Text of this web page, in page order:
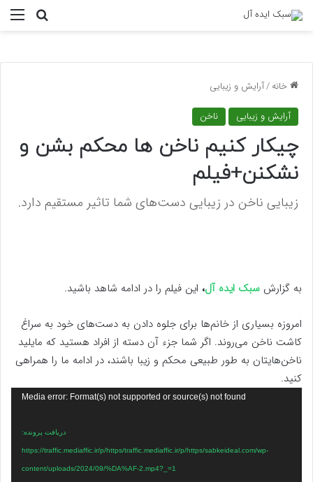
خانه/آرایش و زیبایی
آرایش و زیبایی ناخن
چیکار کنیم ناخن ها محکم بشن و
نشکنن+فیلم
زیبایی ناخن در زیبایی دست‌های شما تاثیر مستقیم دارد.
به گزارش سبک ایده آل، این فیلم را در ادامه شاهد باشید.
امروزه بسیاری از خانم‌ها برای جلوه دادن به دست‌های خود به سراغ
کاشت ناخن می‌روند. اگر شما جزء آن دسته از افراد هستید که مایلید
ناخن‌هایتان به طور طبیعی محکم و زیبا باشند، در ادامه ما را همراهی
کنید.
Media error: Format(s) not supported or source(s) not found
دریافت پرونده:
https://traffic.mediaffic.ir/p/https/traffic.mediaffic.ir/p/https/sabkeideal.com/wp-
content/uploads/2024/09/%DA%AF-2.mp4?_=1